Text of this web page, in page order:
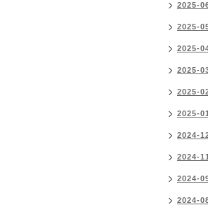
2025-
2025-
2025-
2025-
2025-
2025-
2024-
2024-
2024-
2024-